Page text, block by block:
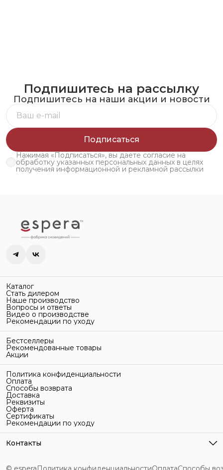
Подпишитесь на рассылку
Подпишитесь на наши акции и новости
Подписаться
Нажимая «Подписаться», вы даете согласие на
обработку указанных персональных данных в целях
получения информационной и рекламной рассылки
Каталог
Стать дилером
Наше производство
Вопросы и ответы
Видео о производстве
Рекомендации по уходу
Бестселлеры
Рекомендованные товары
Акции
Политика конфиденциальности
Оплата
Способы возврата
Доставка
Реквизиты
Оферта
Сертификаты
Рекомендации по уходу
Контакты